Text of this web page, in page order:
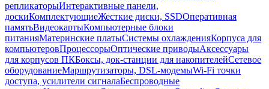
репликаторыИнтерактивные панели,
доскиКомплектующиеЖесткие диски, SSDОперативная
памятьВидеокартыКомпьютерные блоки
питанияМатеринские платыСистемы охлажденияКорпуса для
компьютеровПроцессорыОптические приводыАксессуары
для корпусов ПКБоксы, док-станции для накопителейСетевое
оборудованиеМаршрутизаторы, DSL-модемыWi-Fi точки
доступа, усилители сигналаБеспроводные